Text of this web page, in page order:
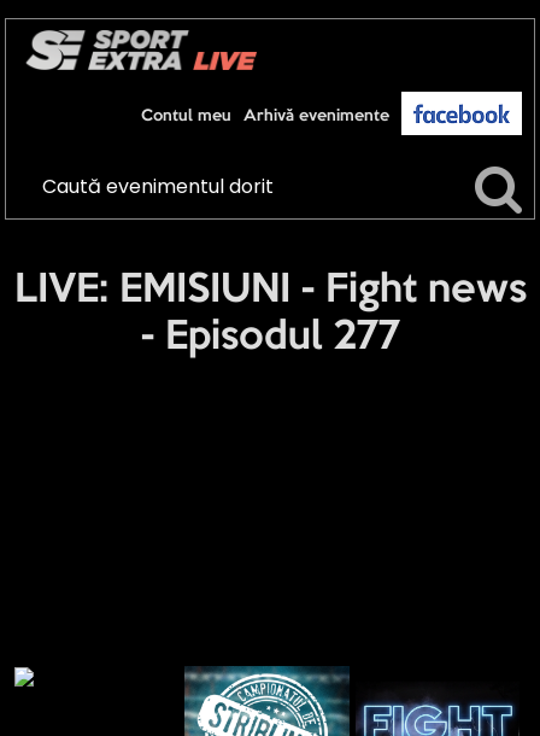
Arhivă evenimente
Contul meu
LIVE: EMISIUNI - Fight news
- Episodul 277